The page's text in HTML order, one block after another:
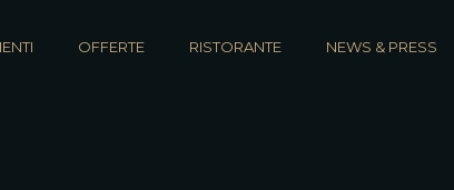
OFFERTE RISTORANTE NEWS & PRESS